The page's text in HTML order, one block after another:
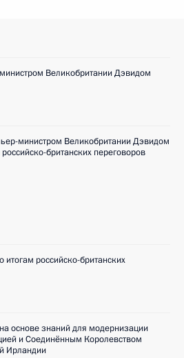
Великобритании Дэвидом
министром Великобритании Дэвидом
британских переговоров
российско-британских
основе знаний для модернизации
и Соединённым Королевством
Ирландии